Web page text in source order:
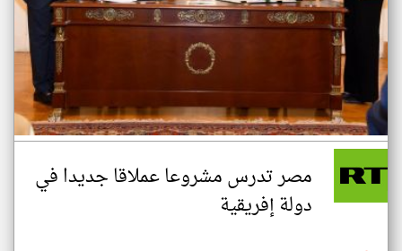
مصر تدرس مشروعا عملاقا جديدا في
دولة إفريقية